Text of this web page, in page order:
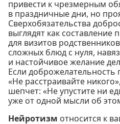
привести к чрезмерным
в праздничные дни, но
Сверхобязательства
выглядят как
для визитов
сложных блюд с нуля,
и настойчивое желание
Если доброжелательность
«Не расстраивайте
шепчет: «Не упустите ни
уже от одной мысли об
Нейротизм относится к